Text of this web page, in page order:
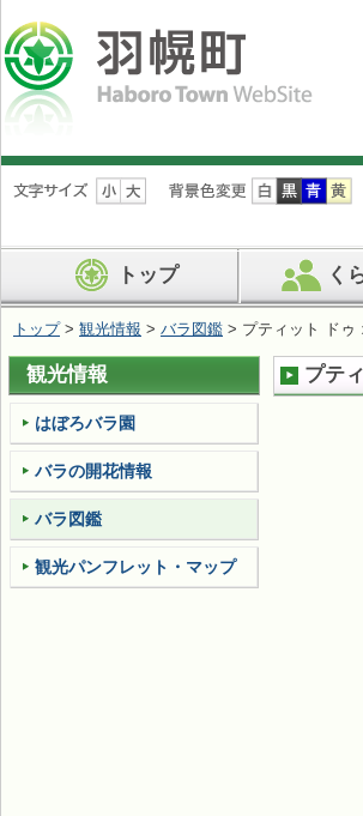
ナ
ビ
ン
を
ば
す
トップ く
トップ> 観光情報 > バラ図鑑 > プティット ドゥ
プテ
観光情報
はぼろバラ園
バラの開花情報
バラ図鑑
観光パンフレット・マップ